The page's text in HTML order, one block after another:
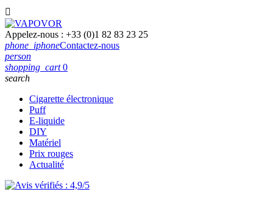

Appelez-nous : +33 (0)1 82 83 23 25
phone_iphoneContactez-nous
person
shopping_cart 0
search
Cigarette électronique
Puff
E-liquide
DIY
Matériel
Prix rouges
Actualité